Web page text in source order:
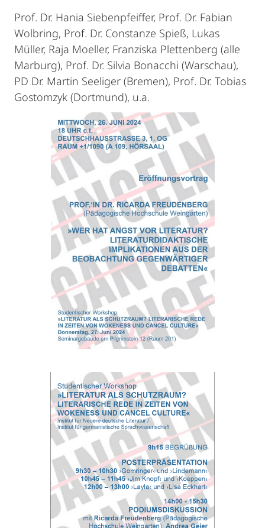
Prof. Dr. Hania Siebenpfeiffer, Prof. Dr. Fabian
Wolbring, Prof. Dr. Constanze Spieß, Lukas
Müller, Raja Moeller, Franziska Plettenberg (alle
Marburg), Prof. Dr. Silvia Bonacchi (Warschau),
PD Dr. Martin Seeliger (Bremen), Prof. Dr. Tobias
Gostomzyk (Dortmund), u.a.